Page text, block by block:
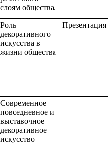
слоям общества.
Роль
декоративного
искусства в
жизни общества
Презентация
Современное
повседневное и
выставочное
декоративное
искусство